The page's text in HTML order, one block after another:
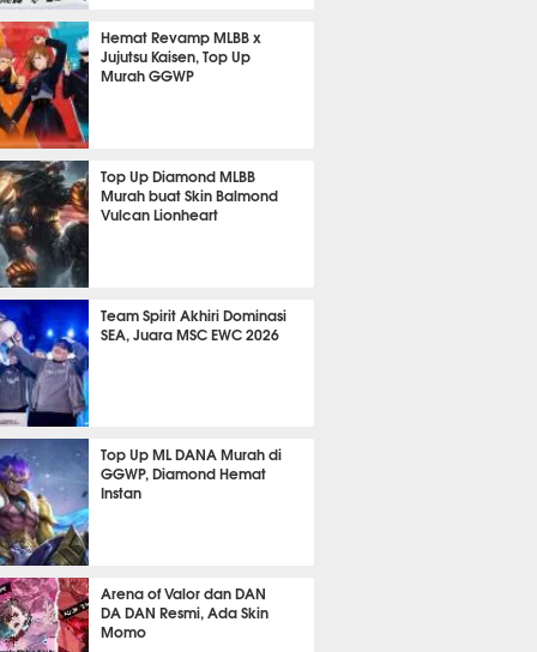
jam lalu
Hemat Revamp MLBB x
Jujutsu Kaisen, Top Up
Murah GGWP
5 jam lalu
Top Up Diamond MLBB
Murah buat Skin Balmond
Vulcan Lionheart
23 jam lalu
Team Spirit Akhiri Dominasi
SEA, Juara MSC EWC 2026
6 jam lalu
Top Up ML DANA Murah di
GGWP, Diamond Hemat
Instan
1 hari lalu
Arena of Valor dan DAN
DA DAN Resmi, Ada Skin
Momo